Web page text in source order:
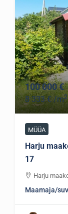
100 000 €
8 333 €/m2
MÜÜA
Harju
17
Harju
Maamaja/